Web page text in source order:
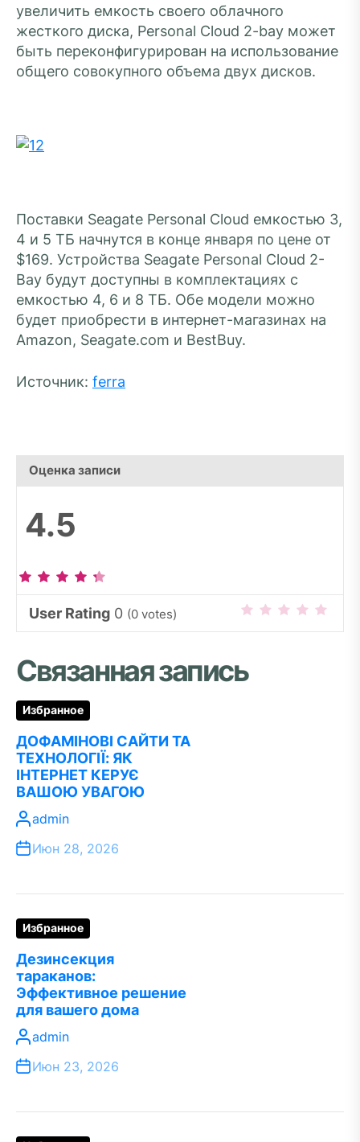
увеличить емкость своего облачного
жесткого диска, Personal Cloud 2-bay может
быть переконфигурирован на использование
общего совокупного объема двух дисков.
Поставки Seagate Personal Cloud емкостью 3,
4 и 5 ТБ начнутся в конце января по цене от
$169. Устройства Seagate Personal Cloud 2-
Bay будут доступны в комплектациях с
емкостью 4, 6 и 8 ТБ. Обе модели можно
будет приобрести в интернет-магазинах на
Amazon, Seagate.com и BestBuy.
Источник: ferra
Оценка записи
4.5
User Rating 0 (0 votes)
Связанная запись
Избранное
ДОФАМІНОВІ САЙТИ ТА
ТЕХНОЛОГІЇ: ЯК
ІНТЕРНЕТ КЕРУЄ
ВАШОЮ УВАГОЮ
admin
Июн 28, 2026
Избранное
Дезинсекция
тараканов:
Эффективное решение
для вашего дома
admin
Июн 23, 2026